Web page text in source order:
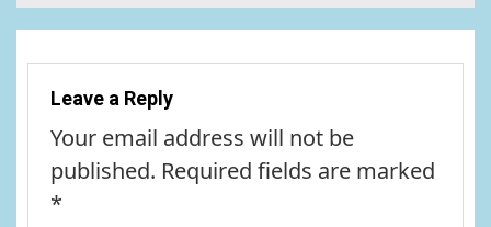
Leave a Reply
Your email address will not be
published. Required fields are marked
*